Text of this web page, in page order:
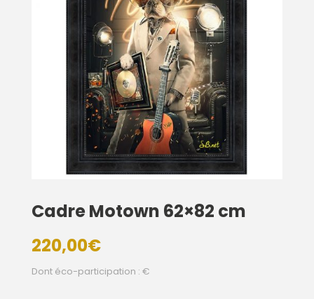
Cadre Motown 62×82 cm
220,00€
Dont éco-participation : €